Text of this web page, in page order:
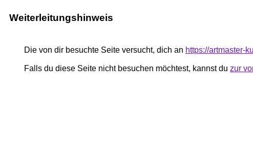
Weiterleitungshinweis
Die von dir besuchte Seite versucht, dich an https://artmaster-
Falls du diese Seite nicht besuchen möchtest, kannst du zur